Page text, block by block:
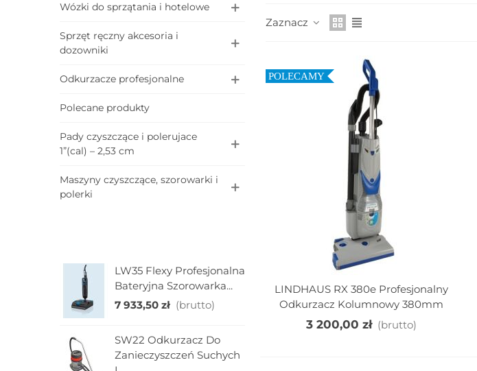
Wózki do sprzątania i hotelowe
Sprzęt ręczny akcesoria i
dozowniki
Odkurzacze profesjonalne
Polecane produkty
Pady czyszczące i polerujace
1”(cal) – 2,53 cm
Maszyny czyszczące, szorowarki i
polerki
LW35 Flexy Profesjonalna
Bateryjna Szorowarka...
7 933,50 zł (brutto)
SW22 Odkurzacz Do
Zanieczyszczeń Suchych
MM4 Multimatic
Kompaktowy Wózek Do
Mycia Podłóg...
1 100,00 zł
(brutto)
Zaznacz
POLECAMY
Dodaj Do Koszyka
LINDHAUS RX 380e Profesjonalny
Odkurzacz Kolumnowy 380mm
3 200,00 zł (brutto)